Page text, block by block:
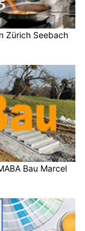
Zürich Seebach
Bau Marcel